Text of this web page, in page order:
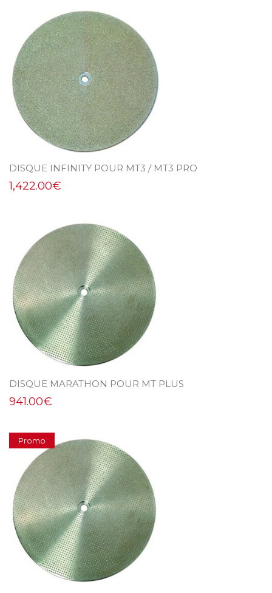
DISQUE INFINITY POUR MT3 / MT3 PRO
1,422.00€
DISQUE MARATHON POUR MT PLUS
941.00€
Promo